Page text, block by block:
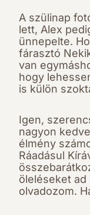
A szülinap
lett, Alex
ünnepelte.
fárasztó
van
hogy
is külön
Igen,
nagyon
élmény
Ráadásul
öleléseket
olvadozom.